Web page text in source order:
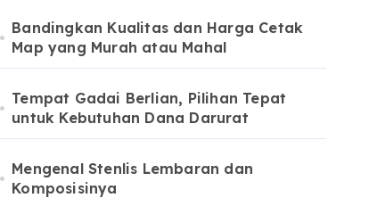
Bandingkan Kualitas dan Harga Cetak
Map yang Murah atau Mahal
Tempat Gadai Berlian, Pilihan Tepat
untuk Kebutuhan Dana Darurat
Mengenal Stenlis Lembaran dan
Komposisinya